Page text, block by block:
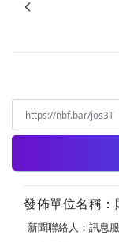
發佈單位名稱
新聞聯絡人：訊息